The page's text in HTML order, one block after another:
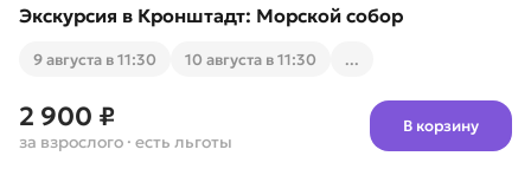
Экскурсия в Кронштадт: Морской собор
9 августа в 11:30 10 августа в 11:30 ...
2 900 ₽
за взрослого · есть льготы
В корзину